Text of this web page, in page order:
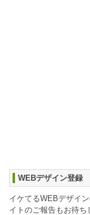
WEBデザイン登録
イケてるWEBデザイ
イトのご報告もお待ち